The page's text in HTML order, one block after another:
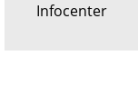
Infocenter